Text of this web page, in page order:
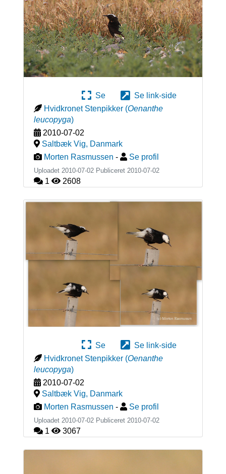
Se
Se link-side
Hvidkronet Stenpikker (Oenanthe
leucopyga)
2010-07-02
Saltbæk Vig, Danmark
Morten Rasmussen - Se profil
Uploadet 2010-07-02 Publiceret 2010-07-02
1 2608
Se
Se link-side
Hvidkronet Stenpikker (Oenanthe
leucopyga)
2010-07-02
Saltbæk Vig, Danmark
Morten Rasmussen - Se profil
Uploadet 2010-07-02 Publiceret 2010-07-02
1 3067